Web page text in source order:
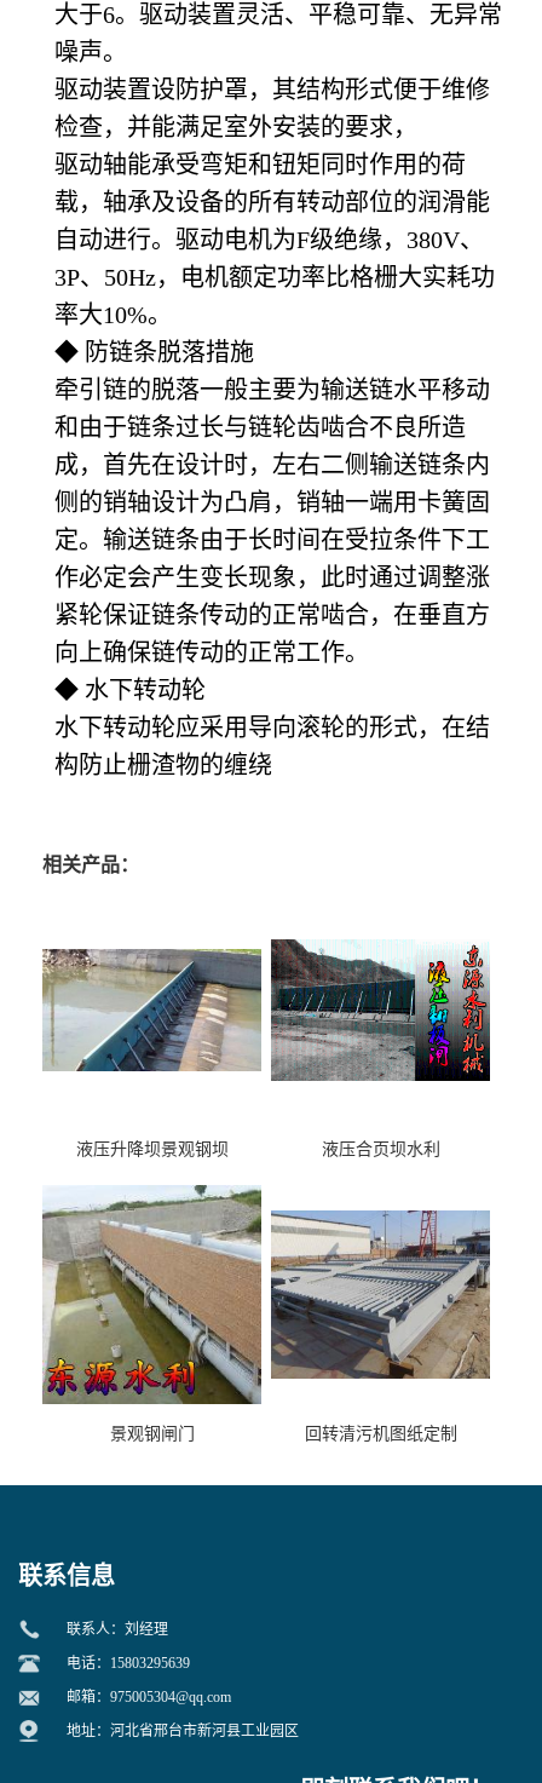
大于6。驱动装置灵活、平稳可靠、无异常
噪声。
驱动装置设防护罩，其结构形式便于维修
检查，并能满足室外安装的要求，
驱动轴能承受弯矩和钮矩同时作用的荷
载，轴承及设备的所有转动部位的润滑能
自动进行。驱动电机为F级绝缘，380V、
3P、50Hz，电机额定功率比格栅大实耗功
率大10%。
◆ 防链条脱落措施
牵引链的脱落一般主要为输送链水平移动
和由于链条过长与链轮齿啮合不良所造
成，首先在设计时，左右二侧输送链条内
侧的销轴设计为凸肩，销轴一端用卡簧固
定。输送链条由于长时间在受拉条件下工
作必定会产生变长现象，此时通过调整涨
紧轮保证链条传动的正常啮合，在垂直方
向上确保链传动的正常工作。
◆ 水下转动轮
水下转动轮应采用导向滚轮的形式，在结
构防止栅渣物的缠绕
相关产品：
液压升降坝景观钢坝 液压合页坝水利
景观钢闸门 回转清污机图纸定制
联系信息
联系人：刘经理
电话：15803295639
邮箱： 975005304@qq.com
地址：河北省邢台市新河县工业园区